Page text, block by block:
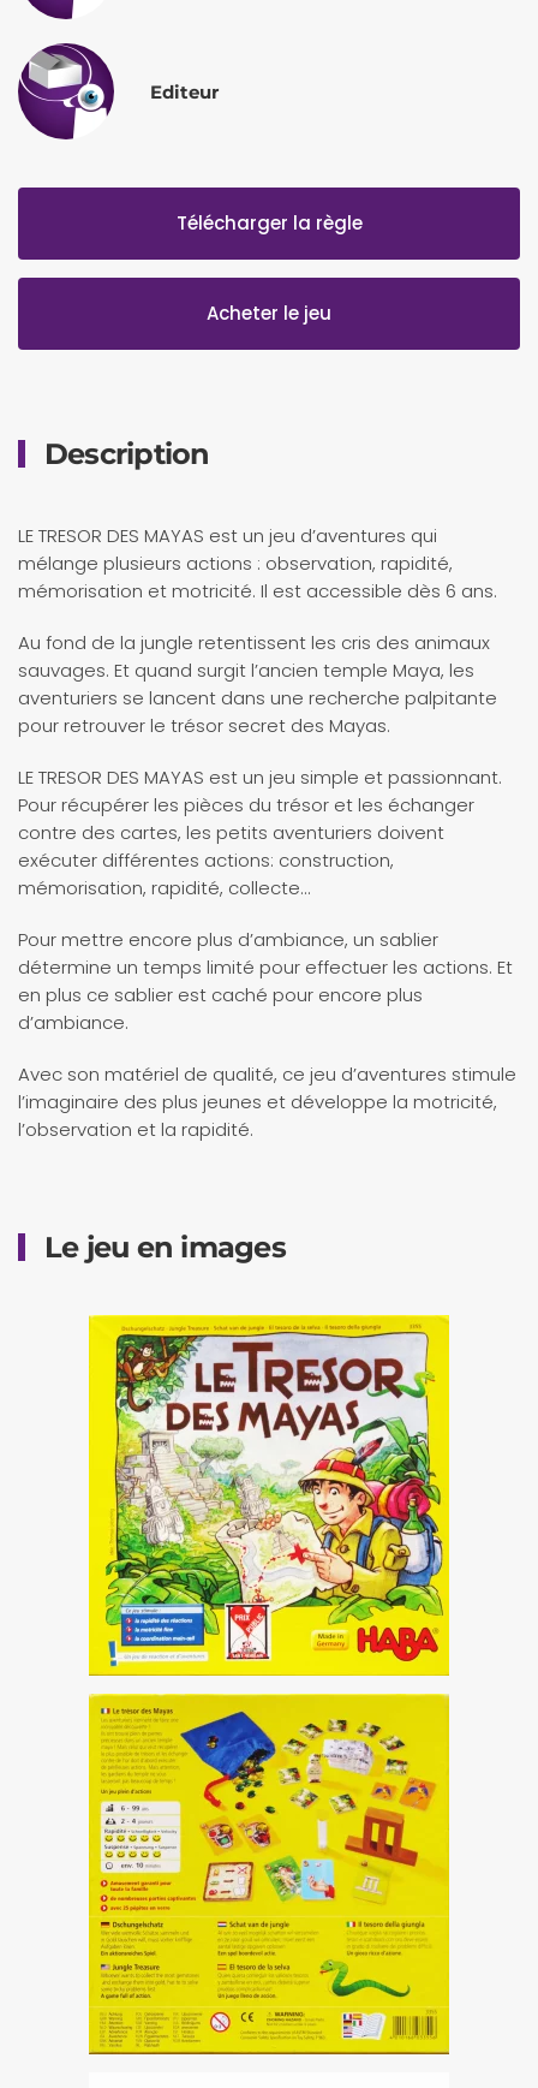
Editeur
Télécharger la règle
Acheter le jeu
Description
LE TRESOR DES MAYAS est un jeu d’aventures qui
mélange plusieurs actions : observation, rapidité,
mémorisation et motricité. Il est accessible dès 6 ans.
Au fond de la jungle retentissent les cris des animaux
sauvages. Et quand surgit l’ancien temple Maya, les
aventuriers se lancent dans une recherche palpitante
pour retrouver le trésor secret des Mayas.
LE TRESOR DES MAYAS est un jeu simple et passionnant.
Pour récupérer les pièces du trésor et les échanger
contre des cartes, les petits aventuriers doivent
exécuter différentes actions: construction,
mémorisation, rapidité, collecte…
Pour mettre encore plus d’ambiance, un sablier
détermine un temps limité pour effectuer les actions. Et
en plus ce sablier est caché pour encore plus
d’ambiance.
Avec son matériel de qualité, ce jeu d’aventures stimule
l’imaginaire des plus jeunes et développe la motricité,
l’observation et la rapidité.
Le jeu en images